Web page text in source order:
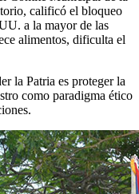
calificó el bloqueo
a la mayor de las
alimentos, dificulta el
la Patria es proteger la
como paradigma ético